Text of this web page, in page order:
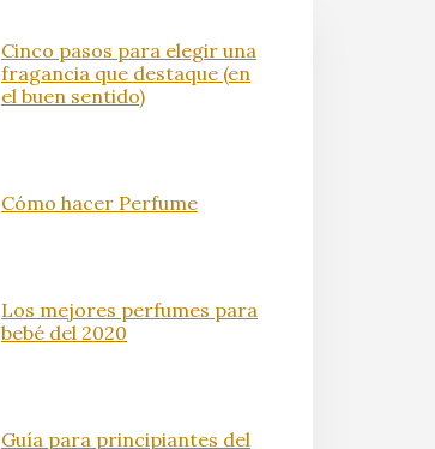
Cinco pasos para elegir una
fragancia que destaque (en
el buen sentido)
Cómo hacer Perfume
Los mejores perfumes para
bebé del 2020
Guía para principiantes del